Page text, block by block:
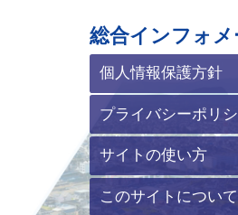
総合インフォメ
個人情報保護方針
プライバシーポリ
サイトの使い方
このサイトについて